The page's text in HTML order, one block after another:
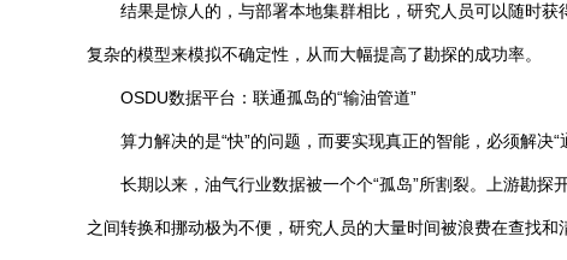
结果是惊人的，与部署本地集群相比，研究人员可以随时
复杂的模型来模拟不确定性，从而大幅提高了勘探的成功率。
OSDU数据平台：联通孤岛的“输油管道”
算力解决的是“快”的问题，而要实现真正的智能，必须解决“
长期以来，油气行业数据被一个个“孤岛”所割裂。上游勘
之间转换和挪动极为不便，研究人员的大量时间被浪费在查找